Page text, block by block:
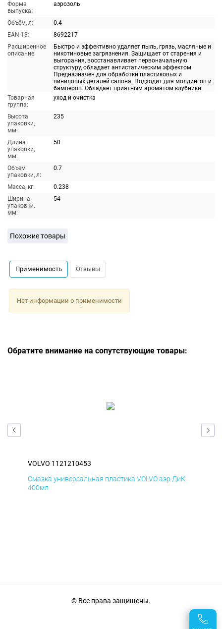
Форма
выпуска:
аэрозоль
Объём, л:
0.4
EAN-13:
8692217
Расширенное
описание:
Быстро и эффективно удаляет пыль, грязь, масляные и
никотиновые загрязнения. Защищает от старения и
выгорания, восстанавливает первоначальную
структуру, обладает антистатическим эффектом.
Предназначен для обработки пластиковых и
виниловых деталей салона. Подходит для молдингов и
бамперов. Обладает приятным ароматом клубники.
Товарная
группа:
уход и очистка
Высота
упаковки,
мм:
235
Длина
упаковки,
мм:
50
Объем
упаковки, л:
0.7
Масса, кг:
0.238
Ширина
упаковки,
мм:
54
Похожие товары
Применимость Отзывы
Нет информации о применимости
Обратите внимание на сопутствующие товары:
VOLVO 1121210453
Смазка универсальная пластика VOLVO аэр ДиК
400мл
© Все права защищены.